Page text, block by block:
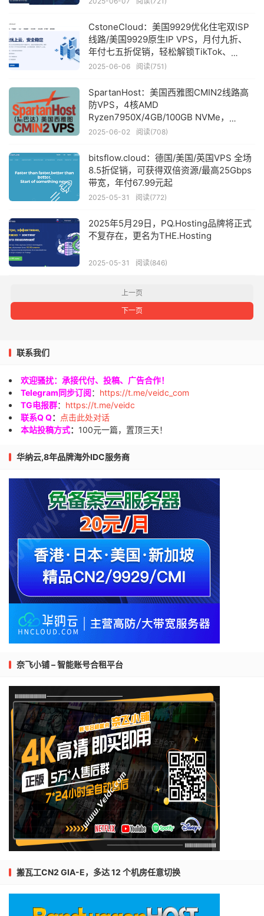
CstoneCloud：美国9929优化住宅双ISP
线路/美国9929原生IP VPS，月付九折、
年付七五折促销，轻松解锁TikTok、
ChatGPT等应用
2025-06-06 阅读(751)
SpartanHost：美国西雅图CMIN2线路高
防VPS，4核AMD
Ryzen7950X/4GB/100GB NVMe，
200Mbps-1Gbps@2TB/达量限速
2025-06-02 阅读(708)
bitsflow.cloud：德国/美国/英国VPS 全场
8.5折促销，可获得双倍资源/最高25Gbps
带宽，年付67.99元起
2025-05-31 阅读(772)
2025年5月29日，PQ.Hosting品牌将正式
不复存在，更名为THE.Hosting
2025-05-31 阅读(846)
上一页
下一页
联系我们
欢迎骚扰：承接代付、投稿、广告合作！
Telegram同步订阅： https://t.me/veidc_com
TG电报群： https://t.me/veidc
联系Q Q：
点击此处对话
本站投稿方式： 100元一篇，置顶三天！
华纳云,8年品牌海外IDC服务商
奈飞小铺 – 智能账号合租平台
搬瓦工CN2 GIA-E，多达 12 个机房任意切换